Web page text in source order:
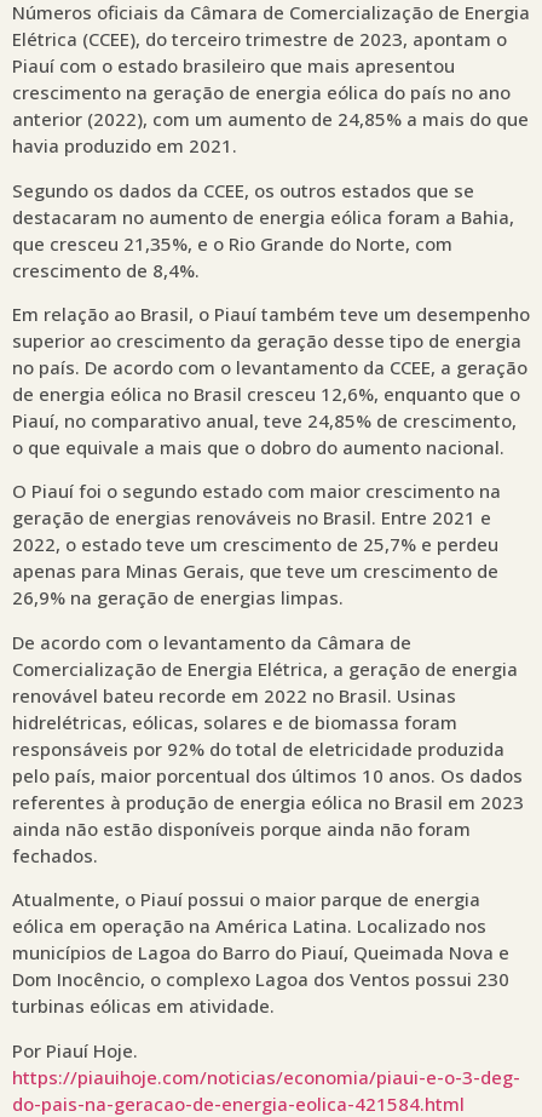
Números oficiais da Câmara de Comercialização de Energia
Elétrica (CCEE), do terceiro trimestre de 2023, apontam o
Piauí com o estado brasileiro que mais apresentou
crescimento na geração de energia eólica do país no ano
anterior (2022), com um aumento de 24,85% a mais do que
havia produzido em 2021.
Segundo os dados da CCEE, os outros estados que se
destacaram no aumento de energia eólica foram a Bahia,
que cresceu 21,35%, e o Rio Grande do Norte, com
crescimento de 8,4%.
Em relação ao Brasil, o Piauí também teve um desempenho
superior ao crescimento da geração desse tipo de energia
no país. De acordo com o levantamento da CCEE, a geração
de energia eólica no Brasil cresceu 12,6%, enquanto que o
Piauí, no comparativo anual, teve 24,85% de crescimento,
o que equivale a mais que o dobro do aumento nacional.
O Piauí foi o segundo estado com maior crescimento na
geração de energias renováveis no Brasil. Entre 2021 e
2022, o estado teve um crescimento de 25,7% e perdeu
apenas para Minas Gerais, que teve um crescimento de
26,9% na geração de energias limpas.
De acordo com o levantamento da Câmara de
Comercialização de Energia Elétrica, a geração de energia
renovável bateu recorde em 2022 no Brasil. Usinas
hidrelétricas, eólicas, solares e de biomassa foram
responsáveis por 92% do total de eletricidade produzida
pelo país, maior porcentual dos últimos 10 anos. Os dados
referentes à produção de energia eólica no Brasil em 2023
ainda não estão disponíveis porque ainda não foram
fechados.
Atualmente, o Piauí possui o maior parque de energia
eólica em operação na América Latina. Localizado nos
municípios de Lagoa do Barro do Piauí, Queimada Nova e
Dom Inocêncio, o complexo Lagoa dos Ventos possui 230
turbinas eólicas em atividade.
Por Piauí Hoje.
https://piauihoje.com/noticias/economia/piaui-e-o-3-deg-
do-pais-na-geracao-de-energia-eolica-421584.html